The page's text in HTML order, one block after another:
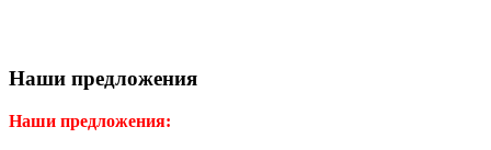
Наши предложения
Наши предложения: